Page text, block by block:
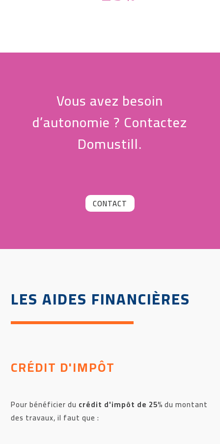
Vous avez besoin
d’autonomie ? Contactez
Domustill.
CONTACT
LES AIDES FINANCIÈRES
CRÉDIT D'IMPÔT
Pour bénéficier du crédit d'impôt de 25%du montant
des travaux, il faut que :